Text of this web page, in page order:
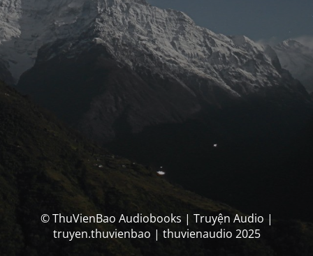
© ThuVienBao Audiobooks | Truyện Audio |
truyen.thuvienbao | thuvienaudio 2025